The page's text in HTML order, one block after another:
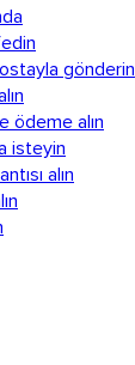
gönderin
ödeme alın
isteyin
alın